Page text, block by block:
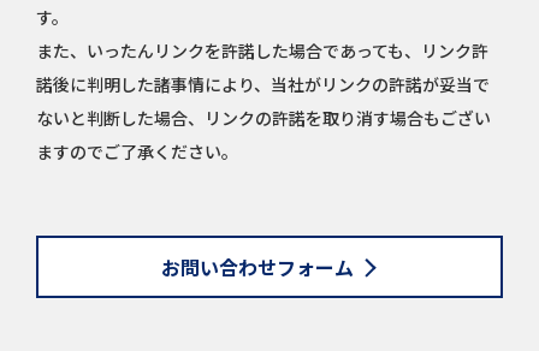
す。
また、いったんリンクを許諾した場合であっても、リンク許
諾後に判明した諸事情により、当社がリンクの許諾が妥当で
ないと判断した場合、リンクの許諾を取り消す場合もござい
ますのでご了承ください。
お問い合わせフォーム